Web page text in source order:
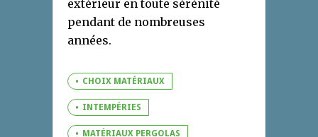
extérieur en toute sérénité
pendant de nombreuses
années.
CHOIX MATÉRIAUX
INTEMPÉRIES
MATÉRIAUX PERGOLAS